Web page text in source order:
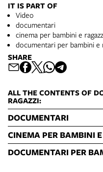
IT IS PART OF
Video
documentari
cinema per bambini e
documentari per bambini e
SHARE
ALL THE CONTENTS OF
RAGAZZI:
DOCUMENTARI
CINEMA PER BAMBINI
DOCUMENTARI PER